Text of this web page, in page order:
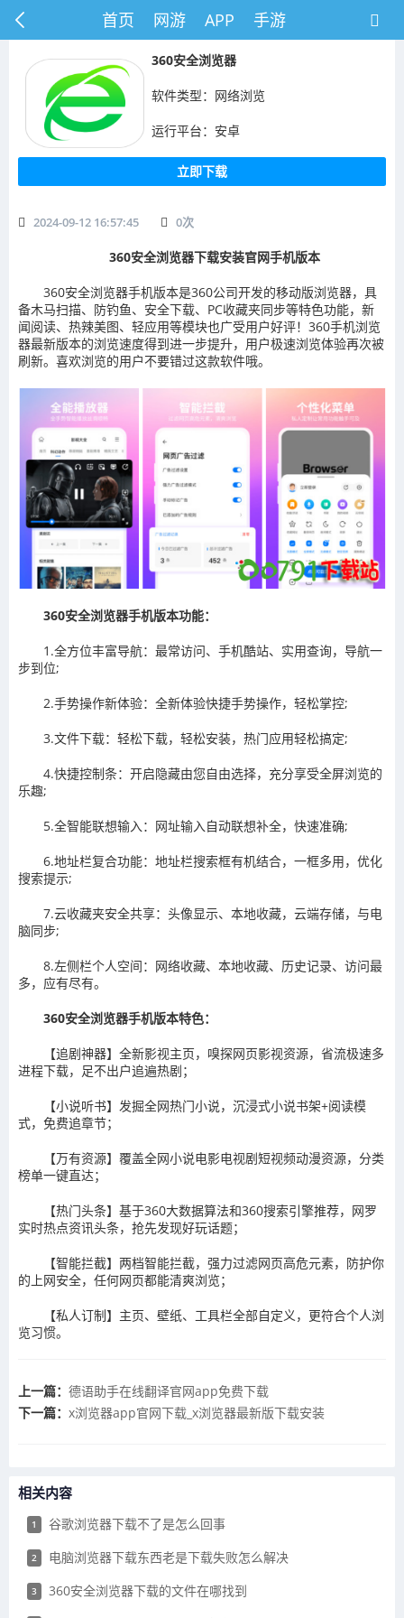
首页 网游 APP 手游
360安全浏览器
软件类型：网络浏览
运行平台：安卓
立即下载
2024-09-12 16:57:45 0次
360安全浏览器下载安装官网手机版本
360安全浏览器手机版本是360公司开发的移动版浏览器，具
备木马扫描、防钓鱼、安全下载、PC收藏夹同步等特色功能，新
闻阅读、热辣美图、轻应用等模块也广受用户好评！360手机浏览
器最新版本的浏览速度得到进一步提升，用户极速浏览体验再次被
刷新。喜欢浏览的用户不要错过这款软件哦。
360安全浏览器手机版本功能：
1.全方位丰富导航：最常访问、手机酷站、实用查询，导航一
步到位;
2.手势操作新体验：全新体验快捷手势操作，轻松掌控;
3.文件下载：轻松下载，轻松安装，热门应用轻松搞定;
4.快捷控制条：开启隐藏由您自由选择，充分享受全屏浏览的
乐趣;
5.全智能联想输入：网址输入自动联想补全，快速准确;
6.地址栏复合功能：地址栏搜索框有机结合，一框多用，优化
搜索提示;
7.云收藏夹安全共享：头像显示、本地收藏，云端存储，与电
脑同步;
8.左侧栏个人空间：网络收藏、本地收藏、历史记录、访问最
多，应有尽有。
360安全浏览器手机版本特色：
【追剧神器】全新影视主页，嗅探网页影视资源，省流极速多
进程下载，足不出户追遍热剧；
【小说听书】发掘全网热门小说，沉浸式小说书架+阅读模
式，免费追章节；
【万有资源】覆盖全网小说电影电视剧短视频动漫资源，分类
榜单一键直达；
【热门头条】基于360大数据算法和360搜索引擎推荐，网罗
实时热点资讯头条，抢先发现好玩话题；
【智能拦截】两档智能拦截，强力过滤网页高危元素，防护你
的上网安全，任何网页都能清爽浏览；
【私人订制】主页、壁纸、工具栏全部自定义，更符合个人浏
览习惯。
上一篇： ​德语助手在线翻译官网app免费下载
下一篇： x浏览器app官网下载_x浏览器最新版下载安装
相关内容
1 谷歌浏览器下载不了是怎么回事
2 电脑浏览器下载东西老是下载失败怎么解决
3
360安全浏览器下载的文件在哪找到